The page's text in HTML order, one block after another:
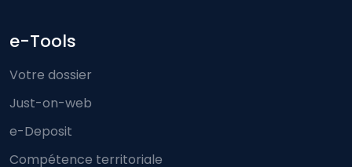
e-Tools
Votre dossier
Just-on-web
e-Deposit
Compétence territoriale